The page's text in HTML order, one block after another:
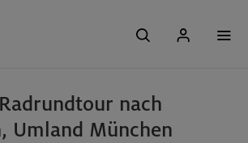
nach
Umland München